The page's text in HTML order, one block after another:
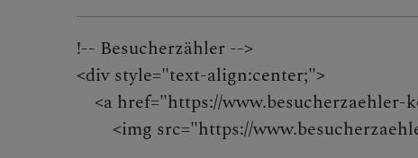
!-- Besucherzähler -->
<div style="text-align:center;">
<a href="https://www.besucherzaehler-
<img src="https://